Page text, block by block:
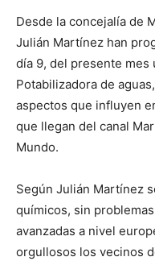
Desde la concejalía de
Julián Martínez han
día 9, del presente mes
Potabilizadora de
aspectos que influyen
que llegan del canal
Mundo.
Según Julián Martínez
químicos, sin
avanzadas a nivel
orgullosos los vecinos